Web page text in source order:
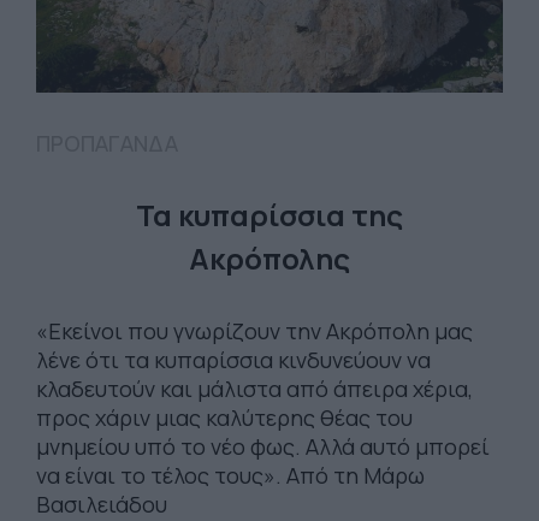
Τα κυπαρίσσια της
Ακρόπολης
«Εκείνοι που γνωρίζουν την Ακρόπολη μας
λένε ότι τα κυπαρίσσια κινδυνεύουν να
κλαδευτούν και μάλιστα από άπειρα χέρια,
προς χάριν μιας καλύτερης θέας του
μνημείου υπό το νέο φως. Αλλά αυτό μπορεί
να είναι το τέλος τους». Από τη Μάρω
Βασιλειάδου